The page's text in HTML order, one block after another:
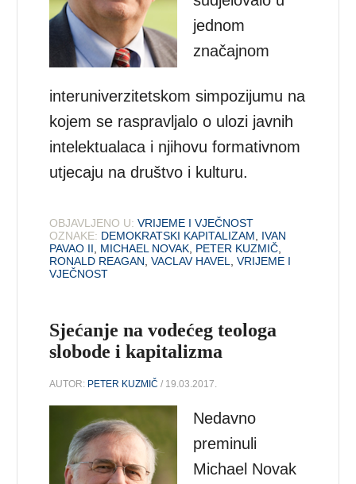
jednom
značajnom
interuniverzitetskom simpozijumu na
kojem se raspravljalo o ulozi javnih
intelektualaca i njihovu formativnom
utjecaju na društvo i kulturu.
OBJAVLJENO U: VRIJEME I VJEČNOST
OZNAKE: DEMOKRATSKI KAPITALIZAM
IVAN
PAVAO II
MICHAEL NOVAK PETER KUZMIČ
RONALD REAGAN ,VACLAV HAVEL ,VRIJEME I
VJEČNOST
Sjećanje na vodećeg teologa
slobode i kapitalizma
AUTOR: PETER KUZMIČ / 19.03.2017.
Nedavno
preminuli
Michael Novak